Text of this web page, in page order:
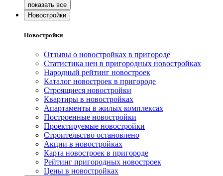
Новостройки
Новостройки
Отзывы о новостройках в пригороде
Статистика цен в пригородных новостройках
Народный рейтинг новостроек
Каталог новостроек в пригороде
Строящиеся новостройки
Квартиры в новостройках
Апартаменты в жилых комплексах
Построенные новостройки
Проектируемые новостройки
Строительство остановлено
Акции в новостройках
Карта новостроек в пригороде
Рейтинг пригородных новостроек
Цены в новостройках